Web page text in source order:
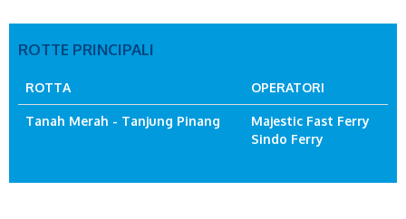
ROTTE PRINCIPALI
ROTTA OPERATORI
Tanah Merah - Tanjung Pinang
Majestic Fast Ferry
Sindo Ferry